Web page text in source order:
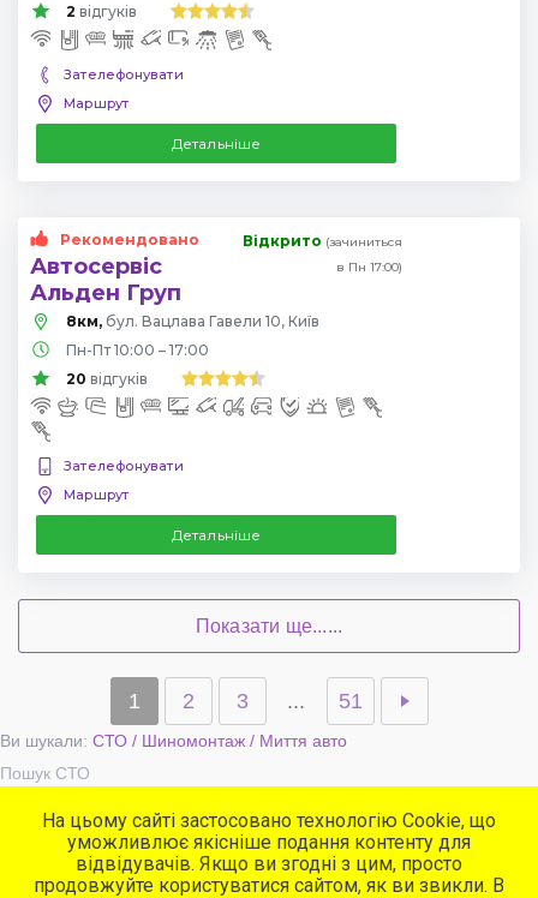
2 відгуків
Зателефонувати
Маршрут
Детальніше
Рекомендовано
Автосервіс
Альден Груп
Відкрито (зачиниться
в Пн 17:00)
8км, бул. Вацлава Гавели 10, Київ
Пн-Пт 10:00 – 17:00
20 відгуків
Зателефонувати
Маршрут
Детальніше
Показати ще......
1 2 3 ... 51
Ви шукали: СТО / Шиномонтаж / Миття авто
Пошук СТО
Популярні сервіси
СТО
Автомийки
На цьому сайті застосовано технологію Cookie, що
уможливлює якісніше подання контенту для
відвідувачів. Якщо ви згодні з цим, просто
продовжуйте користуватися сайтом, як ви звикли. В